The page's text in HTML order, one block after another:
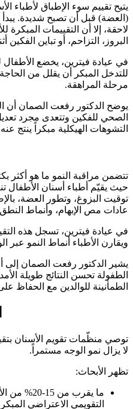
يتيح تقييم سوء الإطباق لأطباء
(العضة) قبل أن تصبح شديدة.
لاحقة، إلا أن التقييمات
البروز، التزاحم، أو تباين الفكين
في عيادة فيترين، يخضع
للتدخل المبكر أن يقلل من
مرحلة المراهقة.
يوضح الدكتور رفعت الصمان أن
الصحي للفكين وتتعدى مجرد
التشوهات الهيكلية مبكراً ينتج
تتضمن مراقبة النمو ما هو أكثر
حيث يقيّم أطباء أسنان الأطفال
توقيت البزوغ، وتطور العضة،
عادات مص الإبهام، وأنماط
في عيادة فيترين، تسجل هذه
ويقارن الأطباء أنماط النمو عبر
يشير الدكتور رفعت الصمان إلى
الطفولة تحسن النتائج طويلة
الطمأنينة للوالدين مع الحفاظ
توصي منظّمات تقويم الأسنان
لا يزال نمو الوجه مستمراً.
تظهر الأبحاث:
ما يقرب من
التقويمي الاعتراضي